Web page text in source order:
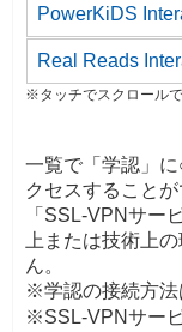
PowerKiDS
Real Reads
一覧で「学認」
クセスすることが
「SSL-VPNサー
上または技術上
ん。
※学認の接続方法
※SSL-VPNサー